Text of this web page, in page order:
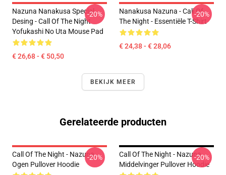
Nazuna Nanakusa Special
Desing - Call Of The Night
Yofukashi No Uta Mouse Pad
€ 26,68 - € 50,50
-20%
Nanakusa Nazuna - Call Of
The Night - Essentiële T-Shirt
€ 24,38 - € 28,06
-20%
BEKIJK MEER
Gerelateerde producten
Call Of The Night - Nazuna
Ogen Pullover Hoodie
-20%
Call Of The Night - Nazuna
Middelvinger Pullover Hoodie
-20%